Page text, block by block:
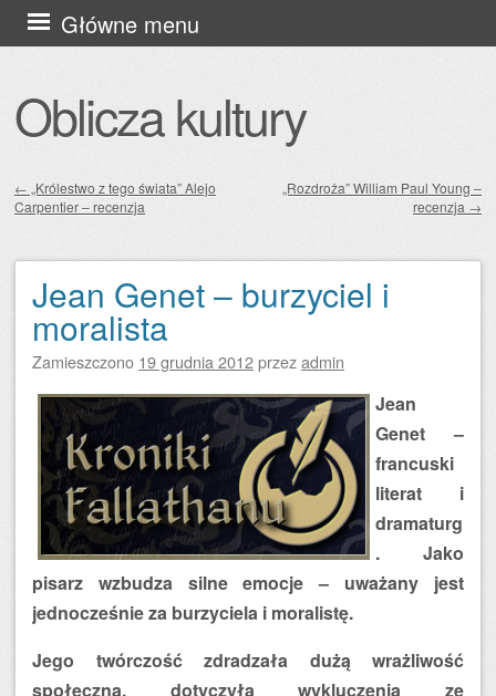
Oblicza kultury
Główne menu
Przejdź
do
Zobacz wpisy
← „Królestwo z tego świata” Alejo
Carpentier – recenzja
„Rozdroża” William Paul Young –
recenzja →
Jean Genet – burzyciel i
moralista
Zamieszczono 19 grudnia 2012przezadmin
Jean
Genet –
francuski
literat i
dramaturg
. Jako
pisarz wzbudza silne emocje – uważany jest
jednocześnie za burzyciela i moralistę.
Jego twórczość zdradzała dużą wrażliwość
społeczną, dotyczyła wykluczenia ze